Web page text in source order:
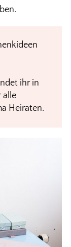
ihr in
alle
Heiraten.